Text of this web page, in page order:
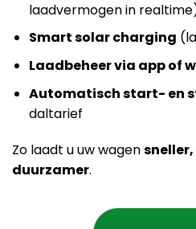
laadvermogen in
Smart solar charging
Laadbeheer via app of
Automatisch start- en
daltarief
Zo laadt u uw wagen
duurzamer.